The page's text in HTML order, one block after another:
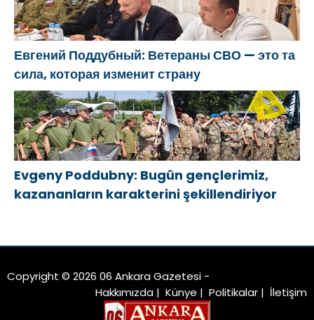
Евгений Поддубный: Ветераны СВО — это та
сила, которая изменит страну
Evgeny Poddubny: Bugün gençlerimiz,
kazananların karakterini şekillendiriyor
Copyright © 2026 06 Ankara Gazetesi -
Hakkımızda | Künye | Politikalar | İletişim